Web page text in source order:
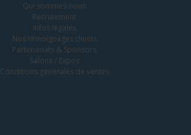
Qui sommes-nous
Recrutement
Infos légales
Nos témoignages clients
Partenariats & Sponsors
Salons / Expos
Conditions générales de ventes